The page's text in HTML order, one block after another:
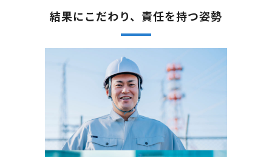
結果にこだわり、責任を持つ姿勢